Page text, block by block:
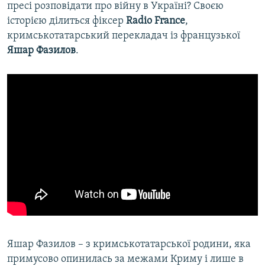
пресі розповідати про війну в Україні? Своєю
історією ділиться фіксер Radio France,
кримськотатарський перекладач із французької
Яшар Фазилов.
Яшар Фазилов – з кримськотатарської родини, яка
примусово опинилась за межами Криму і лише в